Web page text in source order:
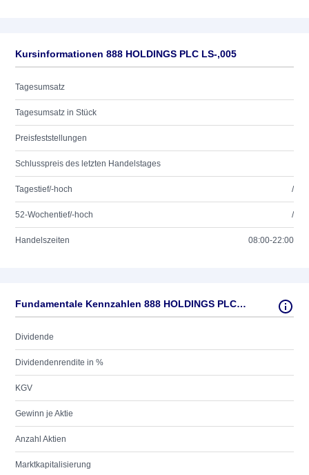
Kursinformationen 888 HOLDINGS PLC LS-,005
Tagesumsatz
Tagesumsatz in Stück
Preisfeststellungen
Schlusspreis des letzten Handelstages
Tagestief/-hoch /
52-Wochentief/-hoch /
Handelszeiten 08:00-22:00
Fundamentale Kennzahlen 888 HOLDINGS PLC LS-,005
Dividende
Dividendenrendite in %
KGV
Gewinn je Aktie
Anzahl Aktien
Marktkapitalisierung